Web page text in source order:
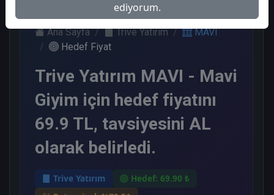
Ana Sayfa Trive Yatırım
MAVI
Hedef Fiyat
Trive Yatırım MAVI - Mavi
Giyim için hedef fiyatını
69.9 TL, tavsiyesini AL
olarak belirledi.
Trive Yatırım
Hedef: 69.90 ₺
ediyorum.